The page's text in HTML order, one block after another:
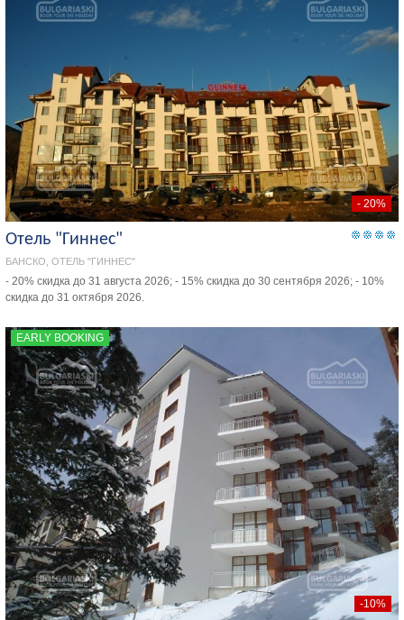
- 20%
Отель "Гиннес"
БАНСКО, ОТЕЛЬ "ГИННЕС"
- 20% скидка до 31 августа 2026; - 15% скидка до 30 сентября 2026; - 10%
скидка до 31 октября 2026.
EARLY BOOKING
-10%